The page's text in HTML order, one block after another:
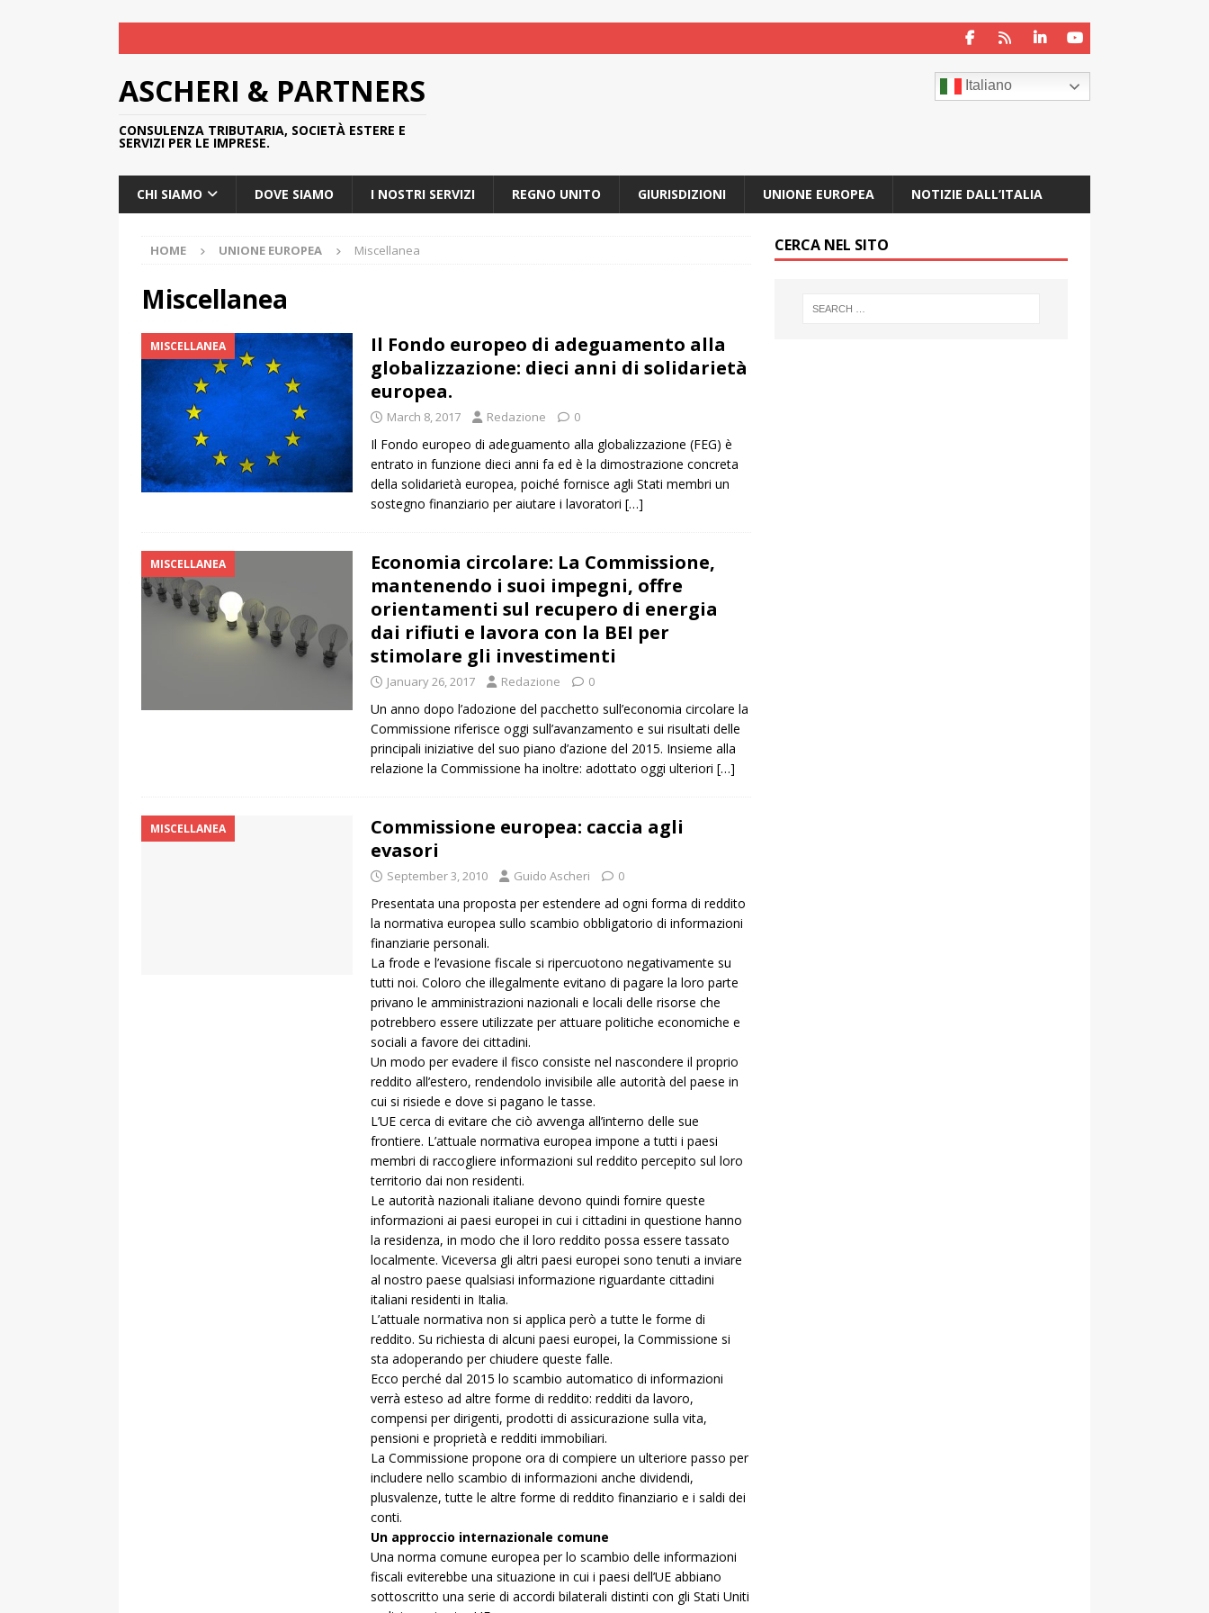
ASCHERI & PARTNERS
CONSULENZA TRIBUTARIA, SOCIETÀ ESTERE E
SERVIZI PER LE IMPRESE.
Italiano
CHI SIAMO DOVE SIAMO I NOSTRI SERVIZI REGNO UNITO GIURISDIZIONI UNIONE EUROPEA NOTIZIE DALL’ITALIA
HOME UNIONE EUROPEA Miscellanea
Miscellanea
MISCELLANEA
Il Fondo europeo di adeguamento alla
globalizzazione: dieci anni di solidarietà
europea.
March 8, 2017 Redazione 0
Il Fondo europeo di adeguamento alla globalizzazione (FEG) è
entrato in funzione dieci anni fa ed è la dimostrazione concreta
della solidarietà europea, poiché fornisce agli Stati membri un
sostegno finanziario per aiutare i lavoratori […]
MISCELLANEA
Economia circolare: La Commissione,
mantenendo i suoi impegni, offre
orientamenti sul recupero di energia
dai rifiuti e lavora con la BEI per
stimolare gli investimenti
January 26, 2017 Redazione 0
Un anno dopo l’adozione del pacchetto sull’economia circolare la
Commissione riferisce oggi sull’avanzamento e sui risultati delle
principali iniziative del suo piano d’azione del 2015. Insieme alla
relazione la Commissione ha inoltre: adottato oggi ulteriori […]
MISCELLANEA
Commissione europea: caccia agli
evasori
September 3, 2010 Guido Ascheri 0
Presentata una proposta per estendere ad ogni forma di reddito
la normativa europea sullo scambio obbligatorio di informazioni
finanziarie personali.
La frode e l’evasione fiscale si ripercuotono negativamente su
tutti noi. Coloro che illegalmente evitano di pagare la loro parte
privano le amministrazioni nazionali e locali delle risorse che
potrebbero essere utilizzate per attuare politiche economiche e
sociali a favore dei cittadini.
Un modo per evadere il fisco consiste nel nascondere il proprio
reddito all’estero, rendendolo invisibile alle autorità del paese in
cui si risiede e dove si pagano le tasse.
L’UE cerca di evitare che ciò avvenga all’interno delle sue
frontiere. L’attuale normativa europea impone a tutti i paesi
membri di raccogliere informazioni sul reddito percepito sul loro
territorio dai non residenti.
Le autorità nazionali italiane devono quindi fornire queste
informazioni ai paesi europei in cui i cittadini in questione hanno
la residenza, in modo che il loro reddito possa essere tassato
localmente. Viceversa gli altri paesi europei sono tenuti a inviare
al nostro paese qualsiasi informazione riguardante cittadini
italiani residenti in Italia.
L’attuale normativa non si applica però a tutte le forme di
reddito. Su richiesta di alcuni paesi europei, la Commissione si
sta adoperando per chiudere queste falle.
Ecco perché dal 2015 lo scambio automatico di informazioni
verrà esteso ad altre forme di reddito: redditi da lavoro,
compensi per dirigenti, prodotti di assicurazione sulla vita,
pensioni e proprietà e redditi immobiliari.
La Commissione propone ora di compiere un ulteriore passo per
includere nello scambio di informazioni anche dividendi,
plusvalenze, tutte le altre forme di reddito finanziario e i saldi dei
conti.
Un approccio internazionale comune
Una norma comune europea per lo scambio delle informazioni
fiscali eviterebbe una situazione in cui i paesi dell’UE abbiano
sottoscritto una serie di accordi bilaterali distinti con gli Stati Uniti
CERCA NEL SITO